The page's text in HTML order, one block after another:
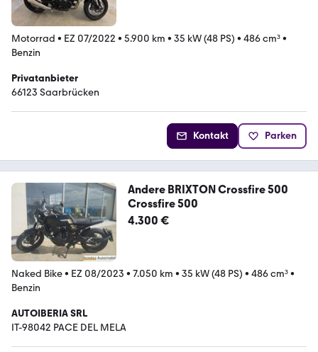
Motorrad • EZ 07/2022 • 5.900 km • 35 kW (48 PS) • 486 cm³•
Benzin
Privatanbieter
66123 Saarbrücken
Kontakt Parken
Andere BRIXTON Crossfire 500
Crossfire 500
4.300 €
Naked Bike• EZ 08/2023 • 7.050 km • 35 kW (48 PS) • 486 cm³•
Benzin
AUTOIBERIA SRL
IT-98042 PACE DEL MELA